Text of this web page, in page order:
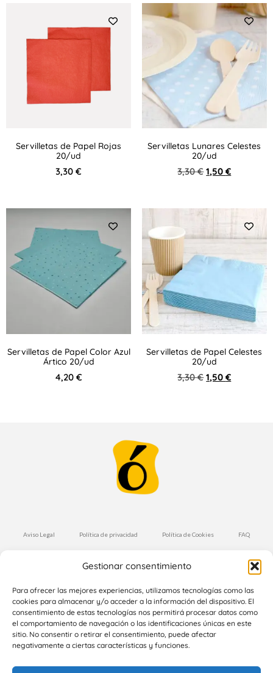
Gestionar consentimiento
Para ofrecer las mejores experiencias, utilizamos tecnologías como las
cookies para almacenar y/o acceder a la información del dispositivo. El
consentimiento de estas tecnologías nos permitirá procesar datos como
el comportamiento de navegación o las identificaciones únicas en este
sitio. No consentir o retirar el consentimiento, puede afectar
negativamente a ciertas características y funciones.
Servilletas de Papel Rojas
20/ud
3,30€
Servilletas Lunares Celestes
20/ud
3,30€ 1,50€
Servilletas de Papel Color Azul
Ártico 20/ud
4,20 €
Servilletas de Papel Celestes
20/ud
3,30€ 1,50€
Aviso Legal Política de privacidad Política de Cookies FAQ
Condiciones de Compra Envíos y Devoluciones
Suscríbete a nuestra Newsletter
Suscríbete